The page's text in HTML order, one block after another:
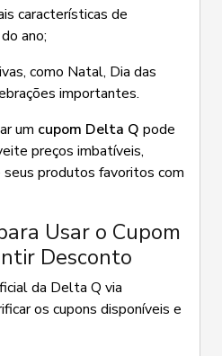
características de
ano;
como Natal, Dia das
importantes.
um cupom Delta Q pode
preços imbatíveis,
produtos favoritos com
Usar o Cupom
Desconto
da Delta Q via
os cupons disponíveis e